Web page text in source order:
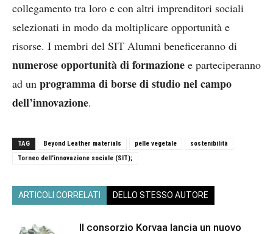
collegamento tra loro e con altri imprenditori sociali
selezionati in modo da moltiplicare opportunità e
risorse. I membri del SIT Alumni beneficeranno di
numerose opportunità di formazione e parteciperanno
ad un programma di borse di studio nel campo
dell’innovazione.
TAG Beyond Leather materials pelle vegetale
sostenibilità
Torneo dell'innovazione sociale (SIT);
ARTICOLI CORRELATI DELLO STESSO AUTORE
Il consorzio Korvaa lancia un nuovo